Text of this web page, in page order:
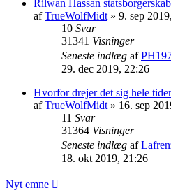
Rilwan Hassan
afTrueWolfMidt » 9. sep
10 Svar
31341 Visninger
Seneste indlæg af
29. dec 2019, 22:26
Hvorfor drejer det sig hele
afTrueWolfMidt » 16. sep
11 Svar
31364 Visninger
Seneste indlæg af
18. okt 2019, 21:26
Nyt emne